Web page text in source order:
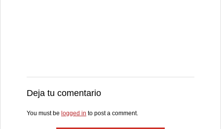
Deja tu comentario
You must be logged in to post a comment.